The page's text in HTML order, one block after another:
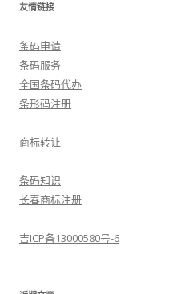
友情链接
条码申请
条码服务
全国条码代办
条形码注册
商标转让
条码知识
长春商标注册
吉ICP备13000580号-6